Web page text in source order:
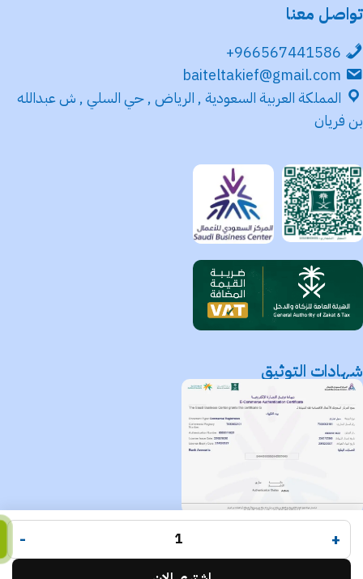
تواصل معنا
966567441586+
baiteltakief@gmail.com
المملكة العربية السعودية , الرياض , حي السلي , ش عبدالله
بن فريان
شهادات التوثيق
جميع الحقوق محفوظة لـمتجر بيت التكييف© 2025.
تم التطوير بواسطةCode Times +
-